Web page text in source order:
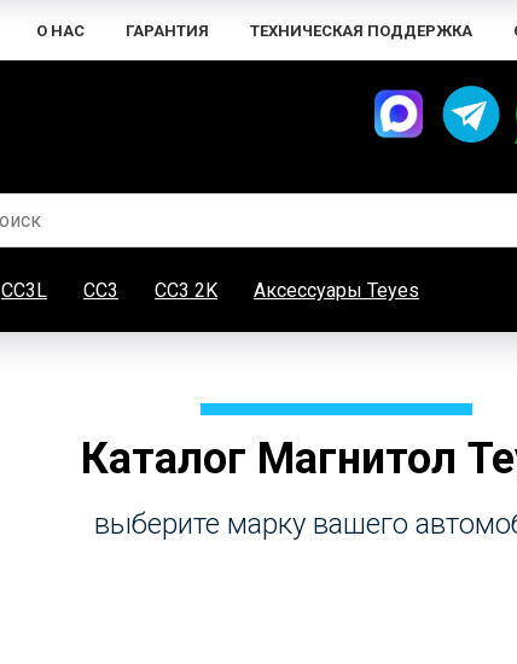
О НАС ГАРАНТИЯ ТЕХНИЧЕСКАЯ ПОДДЕРЖКА
CC3L CC3 CC3 2K Аксессуары Teyes
Каталог Магнитол
выберите марку вашего